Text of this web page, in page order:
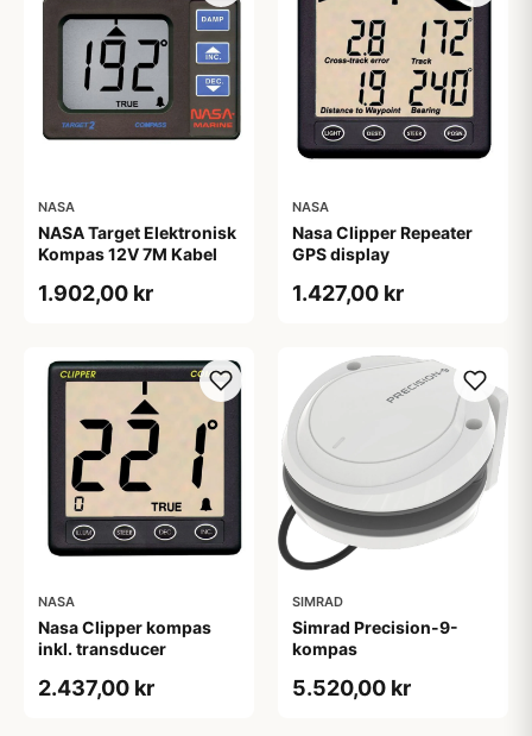
NASA
NASA Target Elektronisk
Kompas 12V 7M Kabel
1.902,00 kr
NASA
Nasa Clipper Repeater
GPS display
1.427,00 kr
NASA
Nasa Clipper kompas
inkl. transducer
2.437,00 kr
SIMRAD
Simrad Precision-9-
kompas
5.520,00 kr